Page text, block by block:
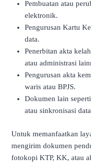
Pembuatan atau
elektronik.
Pengurusan Kartu
data.
Penerbitan akta
atau administrasi
Pengurusan akta
waris atau BPJS.
Dokumen lain
atau sinkronisasi
Untuk memanfaatkan
mengirim dokumen
fotokopi KTP, KK, atau